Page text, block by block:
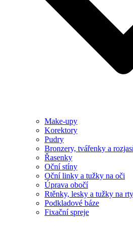
Make-upy
Korektory
Pudry
Bronzery, tvářenky a
Řasenky
Oční stíny
Oční linky a tužky na oči
Úprava obočí
Rtěnky, lesky a tužky na rty
Podkladové báze
Fixační spreje